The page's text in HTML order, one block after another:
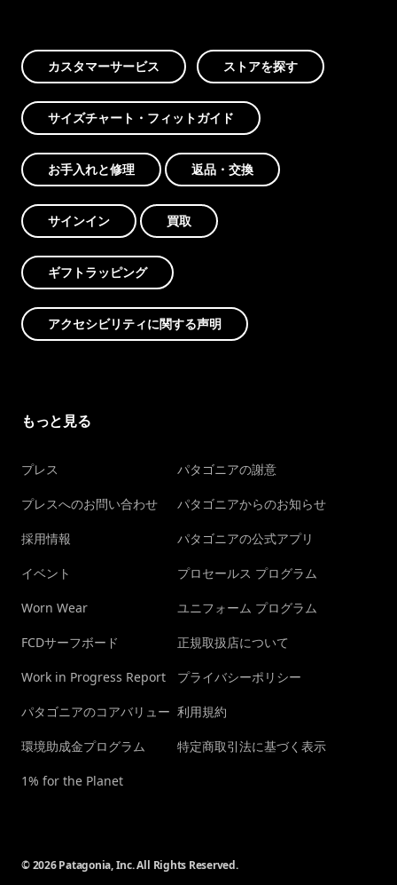
カスタマーサービス ストアを探す
サイズチャート・フィットガイド
お手入れと修理 返品・交換
サインイン 買取
ギフトラッピング
アクセシビリティに関する声明
もっと見る
プレス
プレスへのお問い合わせ
採用情報
イベント
Worn Wear
FCDサーフボード
Work in Progress Report
パタゴニアのコアバリュー
環境助成金プログラム
1% for the Planet
パタゴニアの謝意
パタゴニアからのお知らせ
パタゴニアの公式アプリ
プロセールス プログラム
ユニフォーム プログラム
正規取扱店について
プライバシーポリシー
利用規約
特定商取引法に基づく表示
© 2026 Patagonia, Inc. All Rights Reserved.